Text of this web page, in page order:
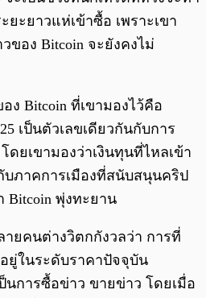
ยะยาวแห่เข้าซื้อ เพราะเขา
ของ Bitcoin จะยังคงไม่
ง Bitcoin ที่เขามองไว้คือ
เป็นตัวเลขเดียวกันกับการ
ยเขามองว่าเงินทุนที่ไหลเข้า
ภาคการเมืองที่สนับสนุนคริป
Bitcoin พุ่งทะยาน
ยคนต่างวิตกกังวลว่า การที่
ยู่ในระดับราคาปัจจุบัน
นการซื้อข่าว ขายข่าว โดยเมื่อ